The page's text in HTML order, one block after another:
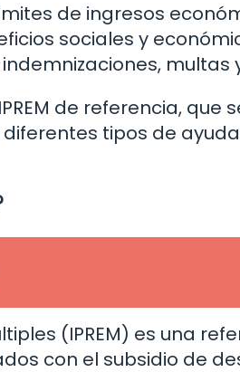
de ingresos
sociales y
multas
de referencia, que
tipos de
(IPREM) es una
con el subsidio de